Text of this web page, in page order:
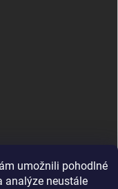
umožnili pohodlné
analýze neustále